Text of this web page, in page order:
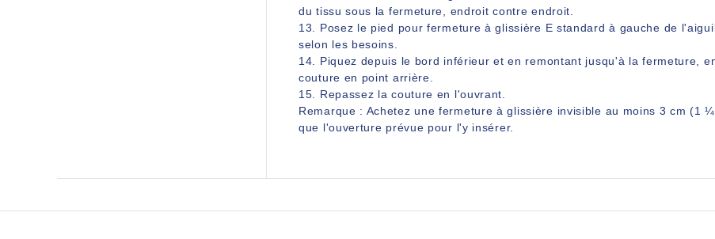
du tissu sous la fermeture, endroit contre endroit.
13. Posez le pied pour fermeture à glissière E standard à gauche de
selon les besoins.
14. Piquez depuis le bord inférieur et en remontant jusqu'à la fermeture,
couture en point arrière.
15. Repassez la couture en l'ouvrant.
Remarque : Achetez une fermeture à glissière invisible au moins 3 cm (1
que l'ouverture prévue pour l'y insérer.